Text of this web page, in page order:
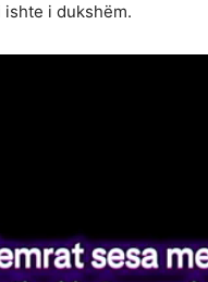
i dukshëm.